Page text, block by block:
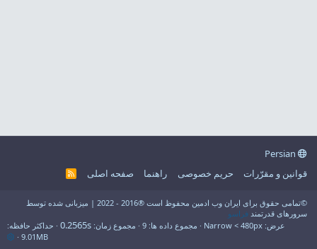
قوانین و مقرّرات
حریم خصوصی راهنما صفحه اصلی
R
©تمامی حقوق برای ایران وب ادمین محفوظ است ®2016 - 2022 | میزبانی شده توسط
سرورهای قدرتمند فراسو
عرض
مجموع داده ها 9 مجموع زمان 0.2565s
حداکثر حافظه
9.01MB